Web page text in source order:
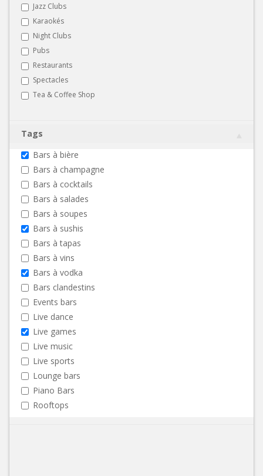
Jazz Clubs
Karaokés
Night Clubs
Pubs
Restaurants
Spectacles
Tea & Coffee Shop
Tags
Bars à bière
Bars à champagne
Bars à cocktails
Bars à salades
Bars à soupes
Bars à sushis
Bars à tapas
Bars à vins
Bars à vodka
Bars clandestins
Events bars
Live dance
Live games
Live music
Live sports
Lounge bars
Piano Bars
Rooftops